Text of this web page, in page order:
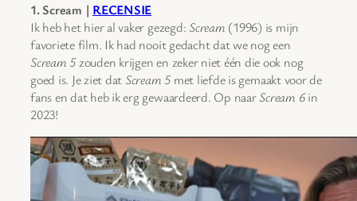
1. Scream | RECENSIE
Ik heb het hier al vaker gezegd:Scream (1996) is mijn
favoriete film. Ik had nooit gedacht dat we nog een
Scream 5zouden krijgen en zeker niet één die ook nog
goed is. Je ziet datScream 5met liefde is gemaakt voor de
fans en dat heb ik erg gewaardeerd. Op naarScream 6in
2023!